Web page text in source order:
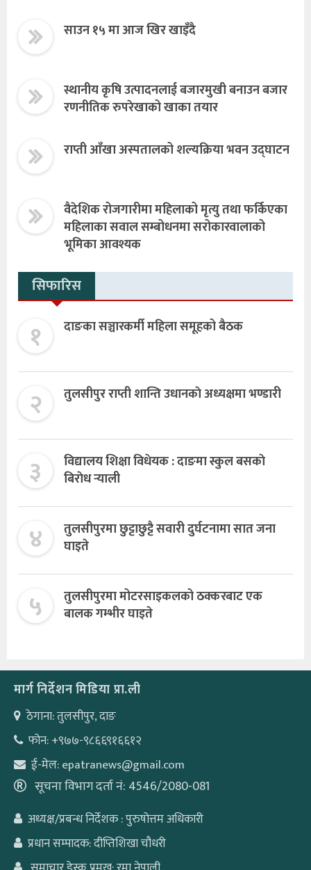
साउन १५ मा आज खिर खाइँदै
स्थानीय कृषि उत्पादनलाई बजारमुखी बनाउन बजार
रणनीतिक रुपरेखाको खाका तयार
राप्ती आँखा अस्पतालको शल्यक्रिया भवन उद्घाटन
वैदेशिक रोजगारीमा महिलाको मृत्यु तथा फर्किएका
महिलाका सवाल सम्बोधनमा सरोकारवालाको
भूमिका आवश्यक
सिफारिस
१ दाङका सञ्चारकर्मी महिला समूहको बैठक
२ तुलसीपुर राप्ती शान्ति उधानकाे अध्यक्षमा भण्डारी
३
विद्यालय शिक्षा विधेयक : दाङमा स्कुल बसकाे
बिराेध र्‍याली
४
तुलसीपुरमा छुट्टाछुट्टै सवारी दुर्घटनामा सात जना
घाइते
५
तुलसीपुरमा मोटरसाइकलको ठक्करबाट एक
बालक गम्भीर घाइते
मार्ग निर्देशन मिडिया प्रा.ली
ठेगाना: तुलसीपुर, दाङ
फोन: +९७७-९८६६९१६६१२
ई-मेल: epatranews@gmail.com
सूचना विभाग दर्ता नं: 4546/2080-081
अध्यक्ष/प्रबन्ध निर्देशक : पुरुषोत्तम अधिकारी
प्रधान सम्पादक: दीप्तिशिखा चौधरी